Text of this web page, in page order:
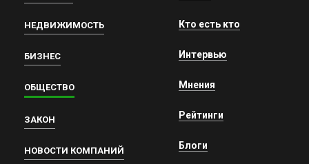
НЕДВИЖИМОСТЬ
БИЗНЕС
ОБЩЕСТВО
ЗАКОН
НОВОСТИ КОМПАНИЙ
Кто есть кто
Интервью
Мнения
Рейтинги
Блоги